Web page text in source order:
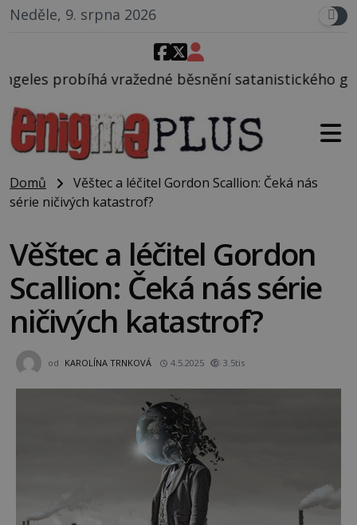
Neděle, 9. srpna 2026
běsnění satanistického gangu vedeného
Domů
Věštec a léčitel Gordon Scallion: Čeká nás
série ničivých katastrof?
Věštec a léčitel Gordon
Scallion: Čeká nás série
ničivých katastrof?
od KAROLÍNA TRNKOVÁ 4.5.2025 3.5tis